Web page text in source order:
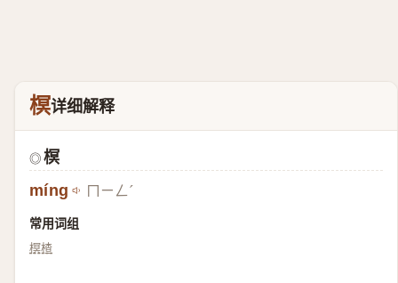
榠详细解释
◎ 榠
míng
ㄇㄧㄥˊ
常用词组
榠楂